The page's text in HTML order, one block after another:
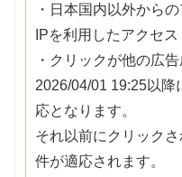
・日本国内以外から
IPを利用したアクセス
・クリックが他の広
2026/04/01 19:25以降
応となります。
それ以前にクリック
件が適応されます。